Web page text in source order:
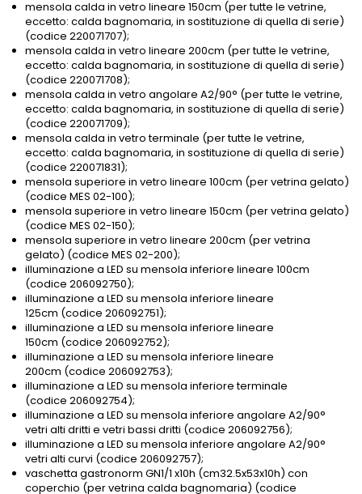
mensola calda in vetro lineare 150cm (per tutte le vetrine,
eccetto: calda bagnomaria, in sostituzione di quella di serie)
(codice 220071707);
mensola calda in vetro lineare 200cm (per tutte le vetrine,
eccetto: calda bagnomaria, in sostituzione di quella di serie)
(codice 220071708);
mensola calda in vetro angolare A2/90° (per tutte le vetrine,
eccetto: calda bagnomaria, in sostituzione di quella di serie)
(codice 220071709);
mensola calda in vetro terminale (per tutte le vetrine,
eccetto: calda bagnomaria, in sostituzione di quella di serie)
(codice 220071831);
mensola superiore in vetro lineare 100cm (per vetrina gelato)
(codice MES 02-100);
mensola superiore in vetro lineare 150cm (per vetrina gelato)
(codice MES 02-150);
mensola superiore in vetro lineare 200cm (per vetrina
gelato) (codice MES 02-200);
illuminazione a LED su mensola inferiore lineare 100cm
(codice 206092750);
illuminazione a LED su mensola inferiore lineare
125cm (codice 206092751);
illuminazione a LED su mensola inferiore lineare
150cm (codice 206092752);
illuminazione a LED su mensola inferiore lineare
200cm (codice 206092753);
illuminazione a LED su mensola inferiore terminale
(codice 206092754);
illuminazione a LED su mensola inferiore angolare A2/90°
vetri alti dritti e vetri bassi dritti (codice 206092756);
illuminazione a LED su mensola inferiore angolare A2/90°
vetri alti curvi (codice 206092757);
vaschetta gastronorm GN1/1 x10h (cm32.5x53x10h) con
coperchio (per vetrina calda bagnomaria) (codice